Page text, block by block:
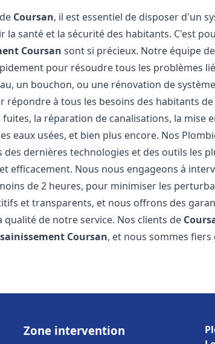
Coursan, il est essentiel de disposer d'un
la santé et la sécurité des habitants. C'est
Coursan sont si précieux. Notre équipe
pour résoudre tous les problèmes
un bouchon, ou une rénovation de
répondre à tous les besoins des habitants de
la réparation de canalisations, la mise
eaux usées, et bien plus encore. Nos
des dernières technologies et des outils les
efficacement. Nous nous engageons à
de 2 heures, pour minimiser les
et transparents, et nous offrons des
qualité de notre service. Nos clients de
Coursan, et nous sommes fiers
Zone intervention